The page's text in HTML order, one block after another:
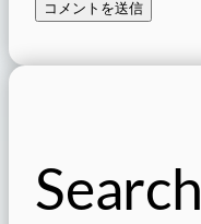
Search